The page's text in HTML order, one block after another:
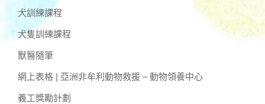
犬訓練課程
犬隻訓練課程
獸醫隨筆
網上表格 | 亞洲非牟利動物救援 – 動物領養中心
義工獎勵計劃